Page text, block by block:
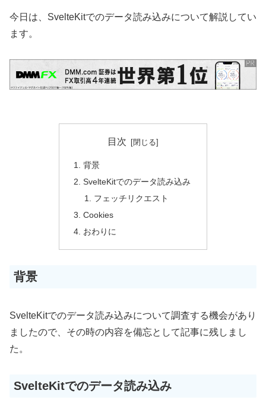
今日は、SvelteKitでのデータ読み込みについて解説してい
ます。
目次
背景
SvelteKitでのデータ読み込み
フェッチリクエスト
Cookies
おわりに
背景
SvelteKitでのデータ読み込みについて調査する機会があり
ましたので、その時の内容を備忘として記事に残しまし
た。
SvelteKitでのデータ読み込み